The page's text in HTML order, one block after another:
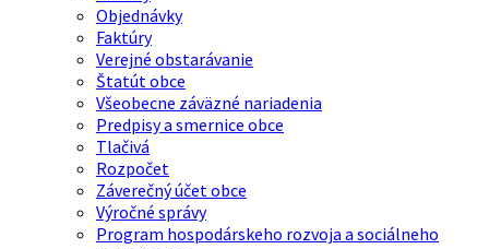
Objednávky
Faktúry
Verejné obstarávanie
Štatút obce
Všeobecne záväzné nariadenia
Predpisy a smernice obce
Tlačivá
Rozpočet
Záverečný účet obce
Výročné správy
Program hospodárskeho rozvoja a sociálneho